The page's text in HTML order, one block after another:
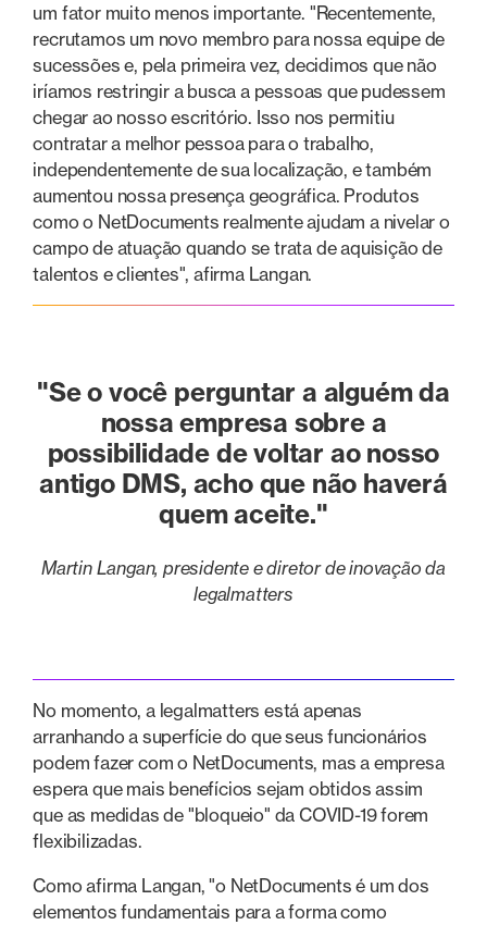
um fator muito menos importante. "Recentemente,
recrutamos um novo membro para nossa equipe de
sucessões e, pela primeira vez, decidimos que não
iríamos restringir a busca a pessoas que pudessem
chegar ao nosso escritório. Isso nos permitiu
contratar a melhor pessoa para o trabalho,
independentemente de sua localização, e também
aumentou nossa presença geográfica. Produtos
como o NetDocuments realmente ajudam a nivelar o
campo de atuação quando se trata de aquisição de
talentos e clientes", afirma Langan.
"Se o você perguntar a alguém da
nossa empresa sobre a
possibilidade de voltar ao nosso
antigo DMS, acho que não haverá
quem aceite."
Martin Langan, presidente e diretor de inovação da
legalmatters
No momento, a legalmatters está apenas
arranhando a superfície do que seus funcionários
podem fazer com o NetDocuments, mas a empresa
espera que mais benefícios sejam obtidos assim
que as medidas de "bloqueio" da COVID-19 forem
flexibilizadas.
Como afirma Langan, "o NetDocuments é um dos
elementos fundamentais para a forma como